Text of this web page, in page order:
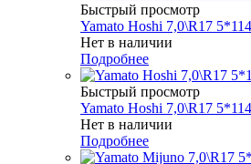
Быстрый просмотр
Yamato Hoshi 7,0\R17
Нет в наличии
Подробнее
Быстрый просмотр
Yamato Hoshi 7,0\R17
Нет в наличии
Подробнее